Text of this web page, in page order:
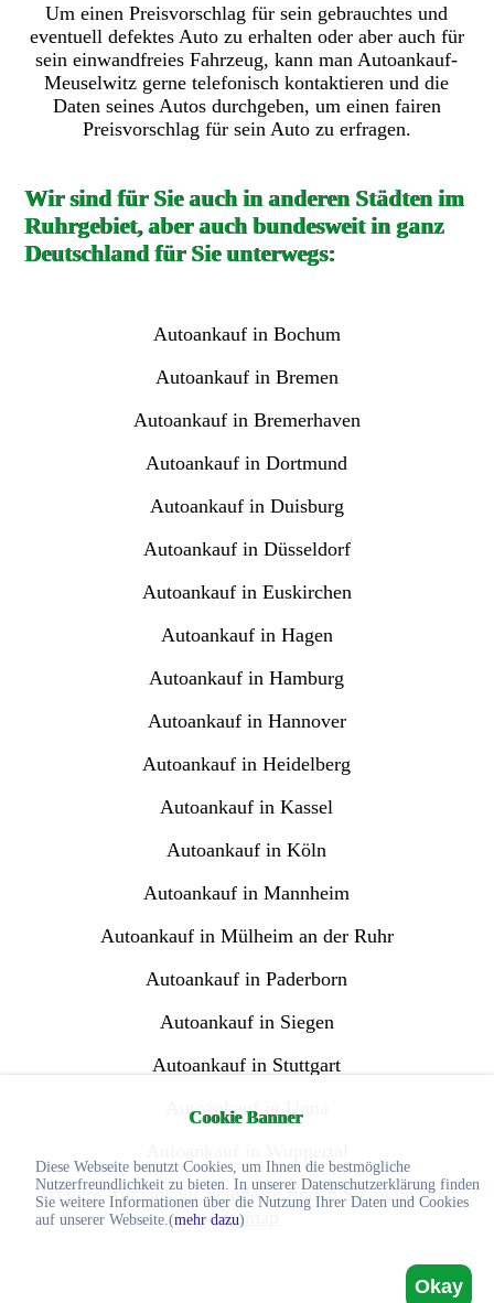
Cookie Banner
Diese Webseite benutzt Cookies, um Ihnen die bestmögliche
Nutzerfreundlichkeit zu bieten. In unserer Datenschutzerklärung finden
Sie weitere Informationen über die Nutzung Ihrer Daten und Cookies
auf unserer Webseite.(mehr dazu)
Okay
Um einen Preisvorschlag für sein gebrauchtes und
eventuell defektes Auto zu erhalten oder aber auch für
sein einwandfreies Fahrzeug, kann man Autoankauf-
Meuselwitz gerne telefonisch kontaktieren und die
Daten seines Autos durchgeben, um einen fairen
Preisvorschlag für sein Auto zu erfragen.
Wir sind für Sie auch in anderen Städten im
Ruhrgebiet, aber auch bundesweit in ganz
Deutschland für Sie unterwegs:
Autoankauf in Bochum
Autoankauf in Bremen
Autoankauf in Bremerhaven
Autoankauf in Dortmund
Autoankauf in Duisburg
Autoankauf in Düsseldorf
Autoankauf in Euskirchen
Autoankauf in Hagen
Autoankauf in Hamburg
Autoankauf in Hannover
Autoankauf in Heidelberg
Autoankauf in Kassel
Autoankauf in Köln
Autoankauf in Mannheim
Autoankauf in Mülheim an der Ruhr
Autoankauf in Paderborn
Autoankauf in Siegen
Autoankauf in Stuttgart
Autoankauf in Unna
Weitere Autoankauf Standorte finden Sie in unserer
Sitemap